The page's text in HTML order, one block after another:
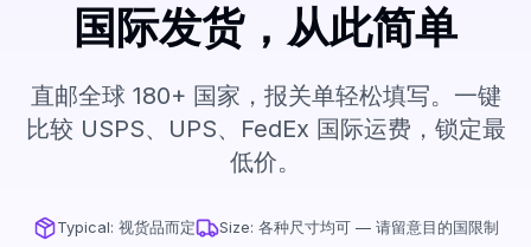
国际发货，从此简单
直邮全球 180+ 国家，报关单轻松填写。一键
比较 USPS、UPS、FedEx 国际运费，锁定最
低价。
Typical: 视货品而定 Size: 各种尺寸均可 — 请留意目的国限制